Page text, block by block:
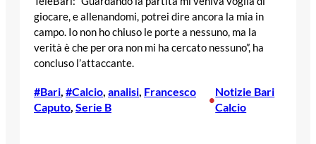
giocare, e allenandomi, potrei dire ancora la mia in
campo. Io non ho chiuso le porte a nessuno, ma la
verità è che per ora non mi ha cercato nessuno”, ha
concluso l’attaccante.
#Bari, #Calcio, analisi, Francesco
Caputo, Serie B
•
Notizie Bari
Calcio